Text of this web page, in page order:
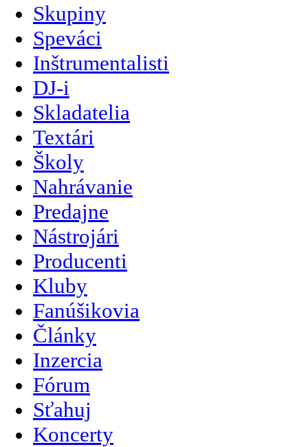
Skupiny
Speváci
Inštrumentalisti
DJ-i
Skladatelia
Textári
Školy
Nahrávanie
Predajne
Nástrojári
Producenti
Kluby
Fanúšikovia
Články
Inzercia
Fórum
Sťahuj
Koncerty